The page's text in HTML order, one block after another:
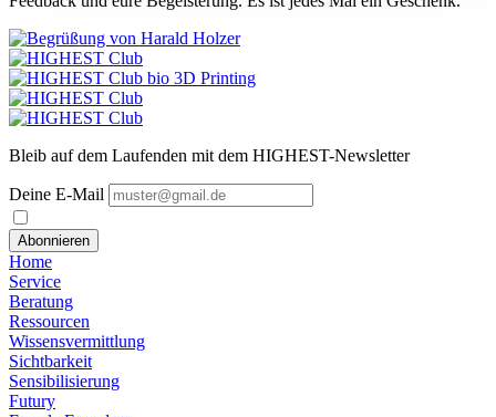
Bleib auf dem Laufenden mit dem HIGHEST-Newsletter
Deine E-Mail
Abonnieren
Home
Service
Beratung
Ressourcen
Wissensvermittlung
Sichtbarkeit
Sensibilisierung
Futury